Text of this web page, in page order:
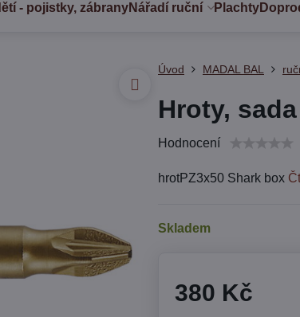
- pojistky, zábranyNářadí ruční Plachty
Úvod MADAL BAL
Hroty,
Hodnocení
hrotPZ3x50 Shark box
Skladem
380 Kč